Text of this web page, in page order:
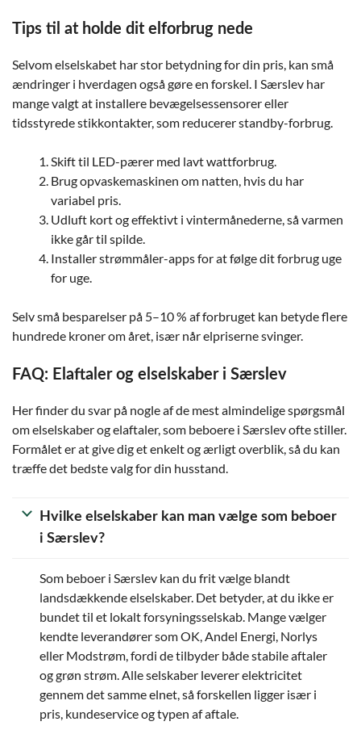
Tips til at holde dit elforbrug nede
Selvom elselskabet har stor betydning for din pris, kan små
ændringer i hverdagen også gøre en forskel. I Særslev har
mange valgt at installere bevægelsessensorer eller
tidsstyrede stikkontakter, som reducerer standby-forbrug.
Skift til LED-pærer med lavt wattforbrug.
Brug opvaskemaskinen om natten, hvis du har
variabel pris.
Udluft kort og effektivt i vintermånederne, så varmen
ikke går til spilde.
Installer strømmåler-apps for at følge dit forbrug uge
for uge.
Selv små besparelser på 5–10 % af forbruget kan betyde flere
hundrede kroner om året, især når elpriserne svinger.
FAQ: Elaftaler og elselskaber i Særslev
Her finder du svar på nogle af de mest almindelige spørgsmål
om elselskaber og elaftaler, som beboere i Særslev ofte stiller.
Formålet er at give dig et enkelt og ærligt overblik, så du kan
træffe det bedste valg for din husstand.
Hvilke elselskaber kan man vælge som beboer
i Særslev?
Som beboer i Særslev kan du frit vælge blandt
landsdækkende elselskaber. Det betyder, at du ikke er
bundet til et lokalt forsyningsselskab. Mange vælger
kendte leverandører som OK, Andel Energi, Norlys
eller Modstrøm, fordi de tilbyder både stabile aftaler
og grøn strøm. Alle selskaber leverer elektricitet
gennem det samme elnet, så forskellen ligger især i
pris, kundeservice og typen af aftale.